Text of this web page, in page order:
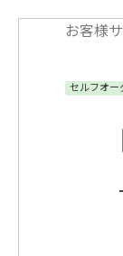
お客様
セルフオー